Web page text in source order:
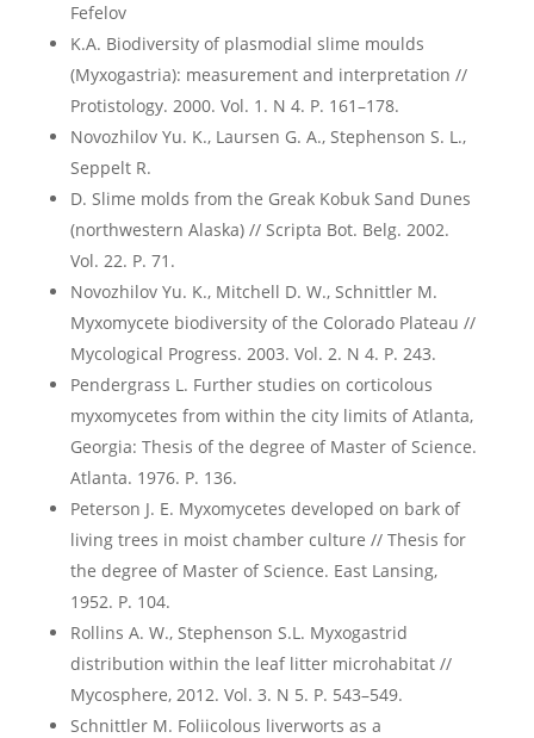
Fefelov
K.A. Biodiversity of plasmodial slime moulds
(Myxogastria): measurement and interpretation //
Protistology. 2000. Vol. 1. N 4. P. 161–178.
Novozhilov Yu. K., Laursen G. A., Stephenson S. L.,
Seppelt R.
D. Slime molds from the Greak Kobuk Sand Dunes
(northwestern Alaska) // Scripta Bot. Belg. 2002.
Vol. 22. P. 71.
Novozhilov Yu. K., Mitchell D. W., Schnittler M.
Myxomycete biodiversity of the Colorado Plateau //
Mycological Progress. 2003. Vol. 2. N 4. P. 243.
Pendergrass L. Further studies on corticolous
myxomycetes from within the city limits of Atlanta,
Georgia: Thesis of the degree of Master of Science.
Atlanta. 1976. P. 136.
Peterson J. E. Myxomycetes developed on bark of
living trees in moist chamber culture // Thesis for
the degree of Master of Science. East Lansing,
1952. P. 104.
Rollins A. W., Stephenson S.L. Myxogastrid
distribution within the leaf litter microhabitat //
Mycosphere, 2012. Vol. 3. N 5. P. 543–549.
Schnittler M. Foliicolous liverworts as a